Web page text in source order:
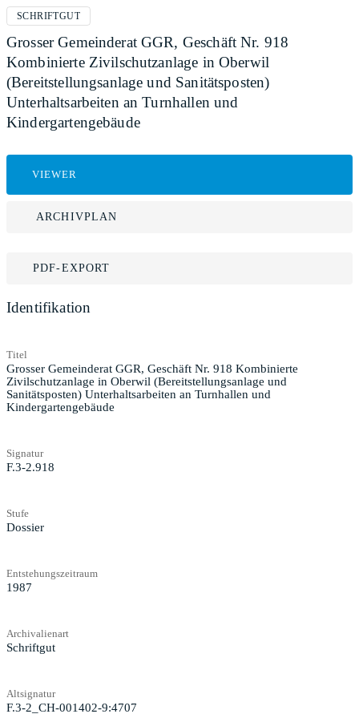
SCHRIFTGUT
Grosser Gemeinderat GGR, Geschäft Nr. 918
Kombinierte Zivilschutzanlage in Oberwil
(Bereitstellungsanlage und Sanitätsposten)
Unterhaltsarbeiten an Turnhallen und
Kindergartengebäude
VIEWER
ARCHIVPLAN
PDF-EXPORT
Identifikation
Titel
Grosser Gemeinderat GGR, Geschäft Nr. 918 Kombinierte
Zivilschutzanlage in Oberwil (Bereitstellungsanlage und
Sanitätsposten) Unterhaltsarbeiten an Turnhallen und
Kindergartengebäude
Signatur
F.3-2.918
Stufe
Dossier
Entstehungszeitraum
1987
Archivalienart
Schriftgut
Altsignatur
F.3-2_CH-001402-9:4707